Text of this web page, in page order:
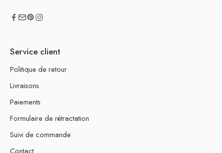
Service client
Politique de retour
Livraisons
Paiements
Formulaire de rétractation
Suivi de commande
Contact